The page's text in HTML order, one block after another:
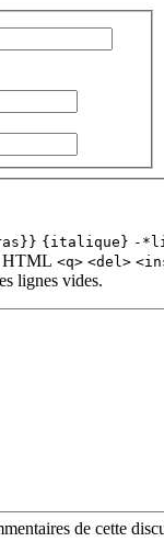
{italique} -
HTML <q> <del>
lignes vides.
de cette